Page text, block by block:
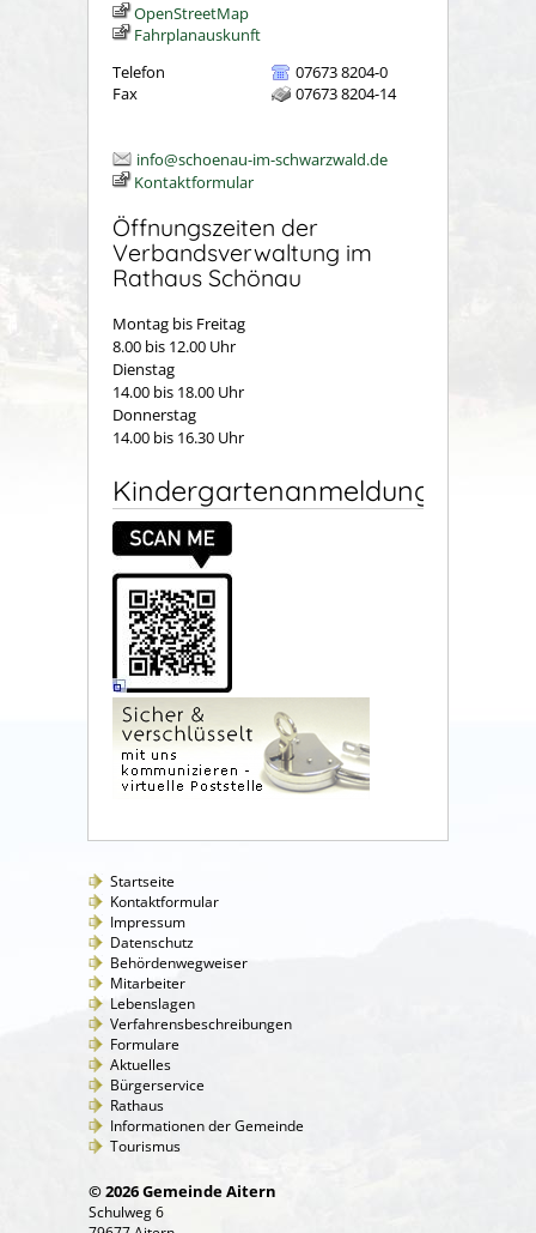
OpenStreetMap
Fahrplanauskunft
Telefon
07673 8204-0
Fax
07673 8204-14
info@schoenau-im-schwarzwald.de
Kontaktformular
Öffnungszeiten der
Verbandsverwaltung im
Rathaus Schönau
Montag bis Freitag
8.00 bis 12.00 Uhr
Dienstag
14.00 bis 18.00 Uhr
Donnerstag
14.00 bis 16.30 Uhr
Kindergartenanmeldung
Startseite
Kontaktformular
Impressum
Datenschutz
Behördenwegweiser
Mitarbeiter
Lebenslagen
Verfahrensbeschreibungen
Formulare
Aktuelles
Bürgerservice
Rathaus
Informationen der Gemeinde
Tourismus
© 2026 Gemeinde Aitern
Schulweg 6